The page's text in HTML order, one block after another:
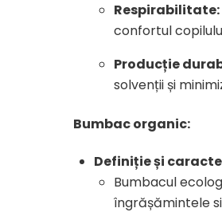
Respirabilitate:
confortul
Producție
solvenții și
Bumbac organic:
Definiție și
Bumbacul
îngrășămintele